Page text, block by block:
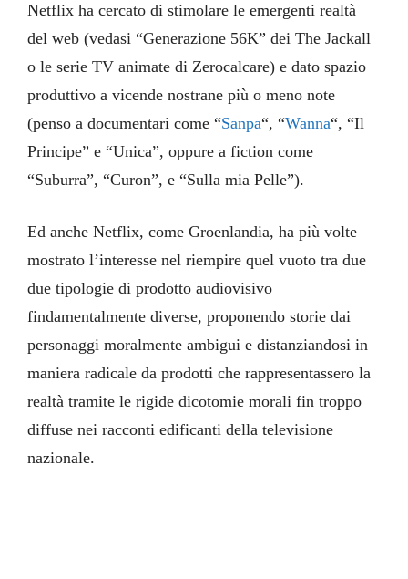
Netflix ha cercato di stimolare le emergenti realtà
del web (vedasi “Generazione 56K” dei The Jackall
o le serie TV animate di Zerocalcare) e dato spazio
produttivo a vicende nostrane più o meno note
(penso a documentari come “Sanpa“, “Wanna“, “Il
Principe” e “Unica”, oppure a fiction come
“Suburra”, “Curon”, e “Sulla mia Pelle”).
Ed anche Netflix, come Groenlandia, ha più volte
mostrato l’interesse nel riempire quel vuoto tra due
due tipologie di prodotto audiovisivo
findamentalmente diverse, proponendo storie dai
personaggi moralmente ambigui e distanziandosi in
maniera radicale da prodotti che rappresentassero la
realtà tramite le rigide dicotomie morali fin troppo
diffuse nei racconti edificanti della televisione
nazionale.